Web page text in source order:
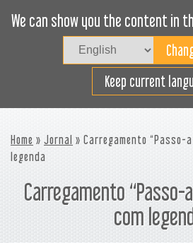
We can show you the content in
Keep current
Carregue
Home » Jornal » Carregamento “Passo-
legenda
Carregamento “Passo-
com